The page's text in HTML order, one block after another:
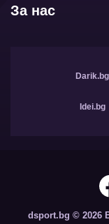
За нас
Darik.bg
Idei.bg
dsport.bg © 2026